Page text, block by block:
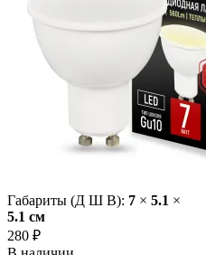
Габариты (Д Ш В): 7 × 5.1 ×
5.1 cм
280 ₽